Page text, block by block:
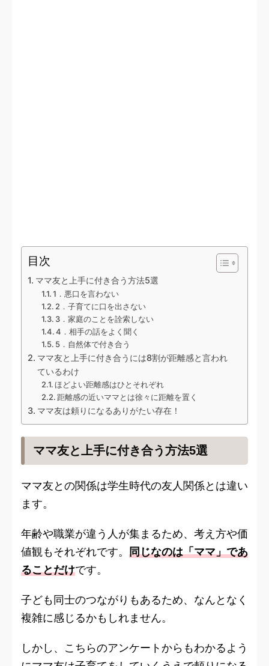
目次
ママ友と上手に付き合う方法5選
1．悪口を言わない
2．子育てに口を出さない
3．家庭のことを詮索しない
4．相手の話をよく聞く
5．自然体で付き合う
ママ友と上手に付き合うには8割が距離感と言われ
ているわけ
ほどよい距離感はひとそれぞれ
距離感の近いママとは徐々に距離を置く
ママ友は頼りになるありがたい存在！
ママ友と上手に付き合う方法5選
ママ友との関係は学生時代の友人関係とは違い
ます。
年齢や職業が違う人が集まるため、考え方や価
値観もそれぞれです。 同じなのは「ママ」であ
ることだけです。
子ども同士のつながりもあるため、なんとなく
複雑に感じるかもしれません。
しかし、こちらのアンケートからもわかるよう